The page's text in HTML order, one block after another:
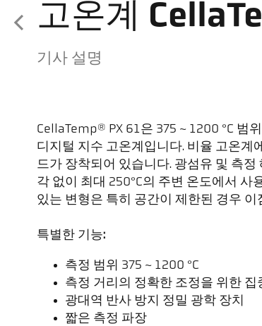
고온계
기사 설명
CellaTemp® PX 61은 375 ~ 1200 °C 범
디지털 지수 고온계입니다. 비율 고온계
드가 장착되어 있습니다. 광섬유 및 측
각 없이 최대 250°C의 주변 온도에서 사
있는 변형은 특히 공간이 제한된 경우 이
특별한 기능:
측정 범위 375 ~ 1200 °C
측정 거리의 정확한 조정을 위한 집
광대역 반사 방지 정밀 광학 장치
짧은 측정 파장